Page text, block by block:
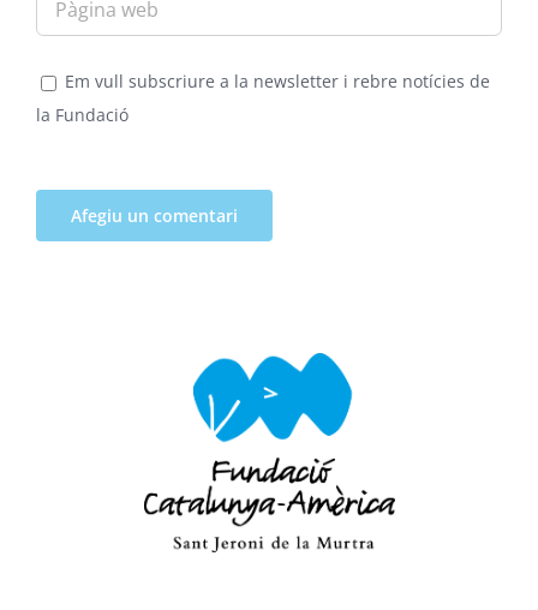
Em vull subscriure a la newsletter i rebre notícies de
la Fundació